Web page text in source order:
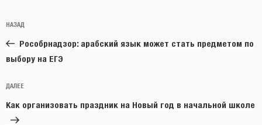
по
записям
Предыдущая
запись:
НАЗАД
Рособрнадзор: арабский язык может стать предметом по
выбору на ЕГЭ
Следующая
запись
ДАЛЕЕ
Как организовать праздник на Новый год в начальной школе